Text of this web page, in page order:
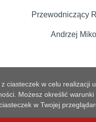
Rady
ciasteczek w celu realizacji
Możesz określić
w Twojej